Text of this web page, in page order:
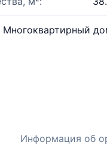
Многоквартирный
Информация об